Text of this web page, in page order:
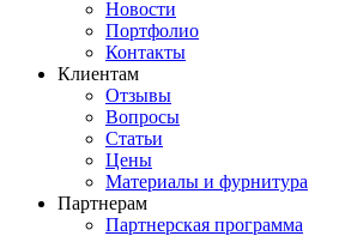
Новости
Портфолио
Контакты
Клиентам
Отзывы
Вопросы
Статьи
Цены
Материалы и фурнитура
Партнерам
Партнерская программа